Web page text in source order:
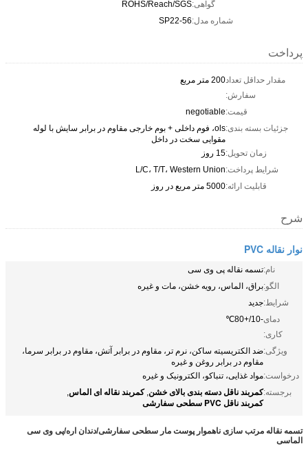
گواهی:ROHS/Reach/SGS
شماره مدل:SP22-56
پرداخت
مقدار حداقل تعداد
سفارش:
200 متر مربع
قیمت:negotiable
جزئیات بسته بندی:
ols، فوم داخلی + بوم خارجی مقاوم در برابر سایش با لوله
مقوایی سخت در داخل
زمان تحویل:15 روز
شرایط پرداخت:L/C، T/T، Western Union
قابلیت ارائه:5000 متر مربع در روز
شرح
نوار نقاله PVC
نام:تسمه نقاله پی وی سی
الگو:براق، الماس، رویه خشن، مات و غیره
شرایط:جدید
دمای
کاری:
-10/+80℃
ویژگی:ضد الکتریسیته ساکن، نرم تر، مقاوم در برابر آتش، مقاوم در برابر سرما،
مقاوم در برابر روغن و غیره
درخواست:مواد غذایی، تنباکو، الکترونیک و غیره
برجسته:کمربند ناقل دسته بندی بالای خشن,کمربند نقاله ای الماس,
کمربند ناقل PVC سطحی سفارشی
تسمه نقاله مرتب سازی ناهموار پوست مار سطحی سفارشی/دندان اره/پی وی سی
الماسی